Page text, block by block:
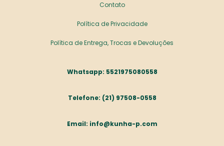
Contato
Política de Privacidade
Política de Entrega, Trocas e Devoluções